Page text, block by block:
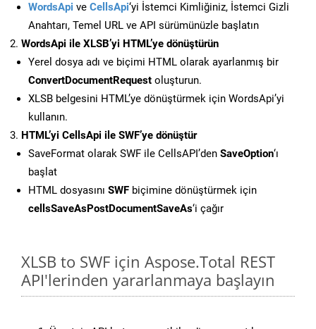
WordsApi ve CellsApi‘yi İstemci Kimliğiniz, İstemci Gizli
Anahtarı, Temel URL ve API sürümünüzle başlatın
WordsApi ile XLSB’yi HTML’ye dönüştürün
Yerel dosya adı ve biçimi HTML olarak ayarlanmış bir
ConvertDocumentRequest oluşturun.
XLSB belgesini HTML’ye dönüştürmek için WordsApi’yi
kullanın.
HTML’yi CellsApi ile SWF’ye dönüştür
SaveFormat olarak SWF ile CellsAPI’den SaveOption‘ı
başlat
HTML dosyasını SWF biçimine dönüştürmek için
cellsSaveAsPostDocumentSaveAs‘i çağır
XLSB to SWF için Aspose.Total REST
API'lerinden yararlanmaya başlayın